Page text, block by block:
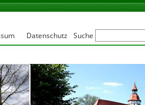
Datenschutz Suche